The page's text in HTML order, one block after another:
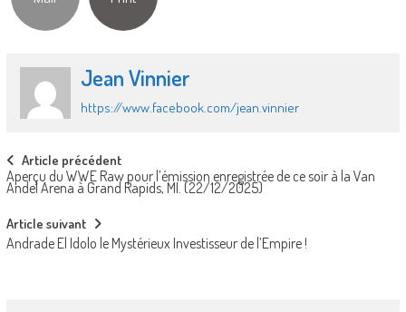
Jean Vinnier
https://www.facebook.com/jean.vinnier
Post
navigation
Article précédent
Aperçu du WWE Raw pour l’émission enregistrée de ce soir à la Van
Andel Arena à Grand Rapids, MI. (22/12/2025)
Article suivant
Andrade El Idolo le Mystérieux Investisseur de l’Empire !